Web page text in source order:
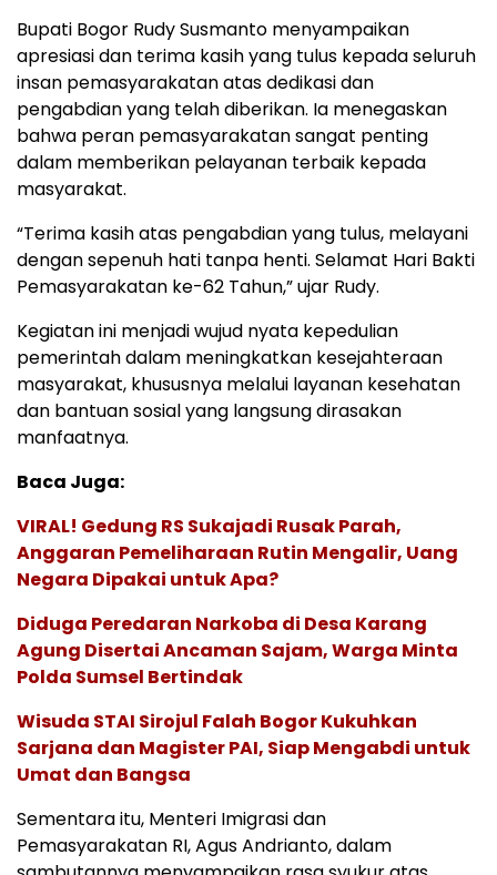
Bupati Bogor Rudy Susmanto menyampaikan
apresiasi dan terima kasih yang tulus kepada seluruh
insan pemasyarakatan atas dedikasi dan
pengabdian yang telah diberikan. Ia menegaskan
bahwa peran pemasyarakatan sangat penting
dalam memberikan pelayanan terbaik kepada
masyarakat.
“Terima kasih atas pengabdian yang tulus, melayani
dengan sepenuh hati tanpa henti. Selamat Hari Bakti
Pemasyarakatan ke-62 Tahun,” ujar Rudy.
Kegiatan ini menjadi wujud nyata kepedulian
pemerintah dalam meningkatkan kesejahteraan
masyarakat, khususnya melalui layanan kesehatan
dan bantuan sosial yang langsung dirasakan
manfaatnya.
Baca Juga:
VIRAL! Gedung RS Sukajadi Rusak Parah,
Anggaran Pemeliharaan Rutin Mengalir, Uang
Negara Dipakai untuk Apa?
Diduga Peredaran Narkoba di Desa Karang
Agung Disertai Ancaman Sajam, Warga Minta
Polda Sumsel Bertindak
Wisuda STAI Sirojul Falah Bogor Kukuhkan
Sarjana dan Magister PAI, Siap Mengabdi untuk
Umat dan Bangsa
Sementara itu, Menteri Imigrasi dan
Pemasyarakatan RI, Agus Andrianto, dalam